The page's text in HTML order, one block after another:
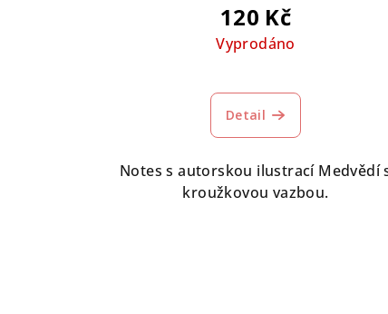
120 Kč
Vyprodáno
Detail
Notes s autorskou ilustrací Medvědí
kroužkovou vazbou.